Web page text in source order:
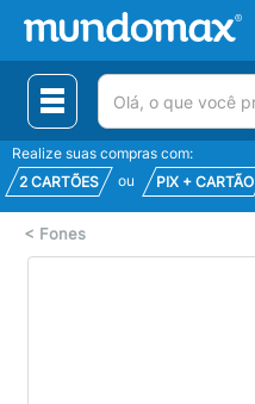
(pesquisar)
Realize suas compras com:
2 CARTÕES
ou PIX + CARTÃO
< Fones